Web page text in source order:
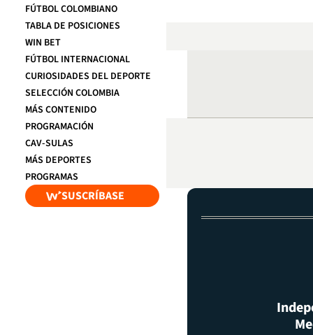
FÚTBOL COLOMBIANO
TABLA DE POSICIONES
WIN BET
FÚTBOL INTERNACIONAL
CURIOSIDADES DEL DEPORTE
SELECCIÓN COLOMBIA
MÁS CONTENIDO
PROGRAMACIÓN
CAV-SULAS
MÁS DEPORTES
PROGRAMAS
SUSCRÍBASE